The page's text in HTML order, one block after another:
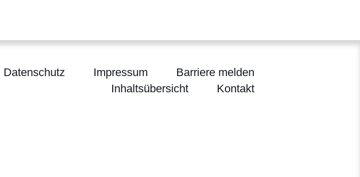
Sport, Gesundheit und Pflege
Datenschutz Impressum
Barriere melden
Inhaltsübersicht
Kontakt